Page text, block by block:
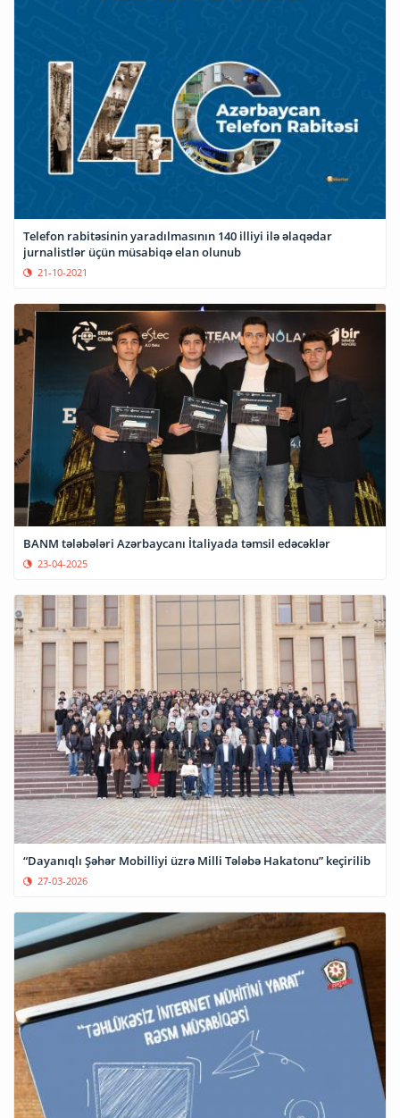
Telefon rabitəsinin yaradılmasının 140 illiyi ilə əlaqədar
jurnalistlər üçün müsabiqə elan olunub
21-10-2021
BANM tələbələri Azərbaycanı İtaliyada təmsil edəcəklər
23-04-2025
“Dayanıqlı Şəhər Mobilliyi üzrə Milli Tələbə Hakatonu” keçirilib
27-03-2026